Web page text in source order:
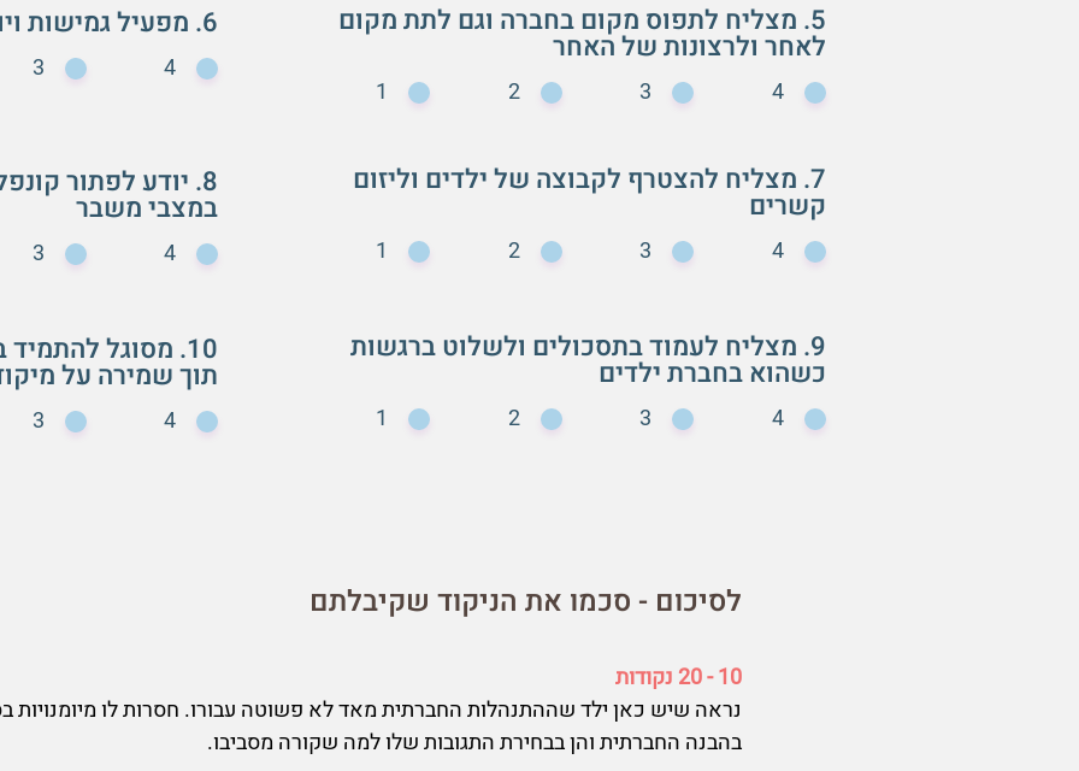
6. מפעיל גמישות ויודע להתפשר
4
3
5. מצליח לתפוס מקום בחברה וגם לתת מקום
לאחר ולרצונות של האחר
4
3
2
1
8. יודע לפתור
במצבי משבר
4
3
7. מצליח להצטרף לקבוצה של ילדים וליזום
קשרים
4
3
2
1
10. מסוגל
תוך שמירה על
4
3
9. מצליח לעמוד בתסכולים ולשלוט ברגשות
כשהוא בחברת ילדים
4
3
2
1
לסיכום - סכמו את הניקוד שקיבלתם
10 - 20 נקודות
נראה שיש כאן ילד שההתנהלות החברתית מאד לא פשוטה עבורו. חסרות לו מיומנויות
בהבנה החברתית והן בבחירת התגובות שלו למה שקורה מסביבו.